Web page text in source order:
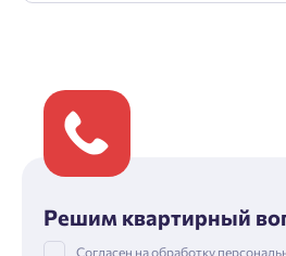
Решим квартирный
Согласен на обработку